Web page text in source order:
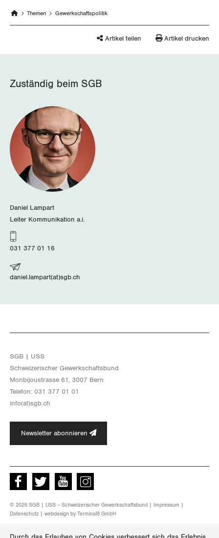
Themen Gewerkschaftspolitik
Artikel teilen Artikel drucken
Zuständig beim SGB
Daniel Lampart
Leiter Kommunikation a.i.
031 377 01 16
daniel.lampart(at)sgb.ch
SGB | USS
Schwei­ze­ri­scher Ge­werk­schafts­bund
Mon­bi­joustras­se 61, 3007 Bern
Te­le­fon: 031 377 01 01
info(at)​sgb.​ch
Newsletter abonnieren
Facebook Twitter Youtube instagram
© 2026 SGB | USS – Schweizerischer Gewerkschaftsbund | Impressum
Datenschutz | webdesign by Terminal8 GmbH